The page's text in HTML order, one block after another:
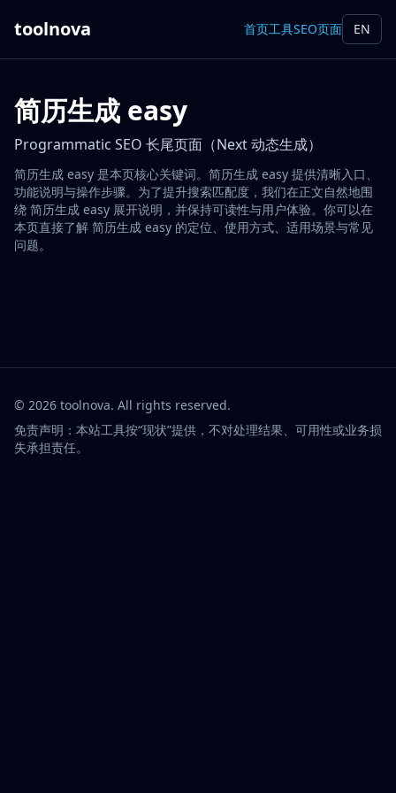
toolnova 首页工具SEO页面 EN
简历生成 easy
Programmatic SEO 长尾页面（Next 动态生成）
简历生成 easy 是本页核心关键词。简历生成 easy 提供清晰入口、
功能说明与操作步骤。为了提升搜索匹配度，我们在正文自然地围
绕 简历生成 easy 展开说明，并保持可读性与用户体验。你可以在
本页直接了解 简历生成 easy 的定位、使用方式、适用场景与常见
问题。
© 2026 toolnova. All rights reserved.
免责声明：本站工具按“现状”提供，不对处理结果、可用性或业务损
失承担责任。